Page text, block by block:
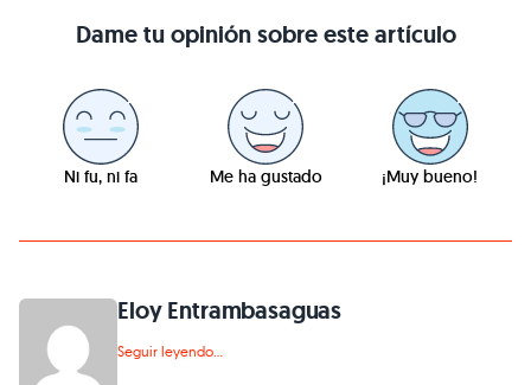
Dame tu opinión sobre este artículo
Ni fu, ni fa Me ha gustado ¡Muy bueno!
Eloy Entrambasaguas
Seguir leyendo...